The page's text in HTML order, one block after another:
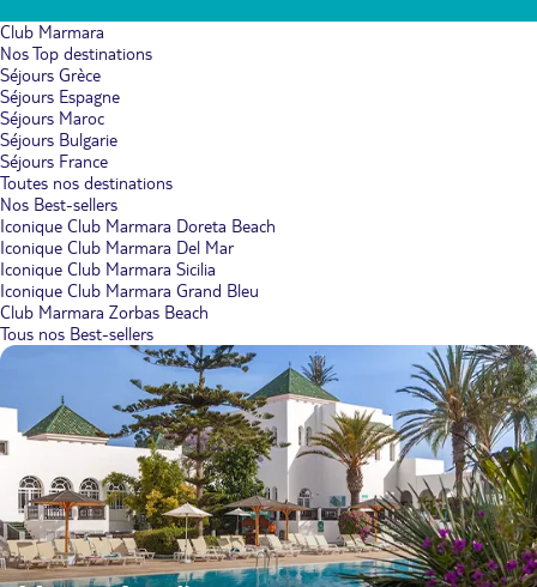
Club Marmara
Nos Top destinations
Séjours Grèce
Séjours Espagne
Séjours Maroc
Séjours Bulgarie
Séjours France
Toutes nos destinations
Nos Best-sellers
Iconique Club Marmara Doreta Beach
Iconique Club Marmara Del Mar
Iconique Club Marmara Sicilia
Iconique Club Marmara Grand Bleu
Club Marmara Zorbas Beach
Tous nos Best-sellers